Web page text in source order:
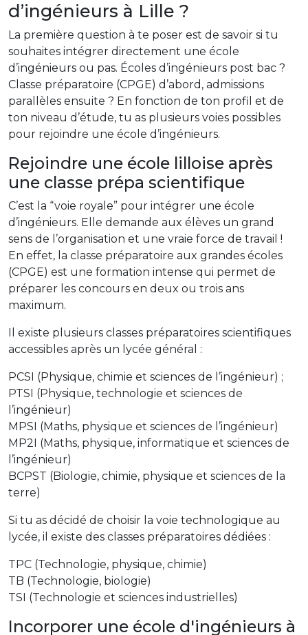
d’ingénieurs à Lille ?
La première question à te poser est de savoir si tu
souhaites intégrer directement une école
d’ingénieurs ou pas. Écoles d’ingénieurs post bac ?
Classe préparatoire (CPGE) d’abord, admissions
parallèles ensuite ? En fonction de ton profil et de
ton niveau d’étude, tu as plusieurs voies possibles
pour rejoindre une école d’ingénieurs.
Rejoindre une école lilloise après
une classe prépa scientifique
C’est la “voie royale” pour intégrer une école
d’ingénieurs. Elle demande aux élèves un grand
sens de l’organisation et une vraie force de travail !
En effet, la classe préparatoire aux grandes écoles
(CPGE) est une formation intense qui permet de
préparer les concours en deux ou trois ans
maximum.
Il existe plusieurs classes préparatoires scientifiques
accessibles après un lycée général :
PCSI (Physique, chimie et sciences de l’ingénieur) ;
PTSI (Physique, technologie et sciences de
l’ingénieur)
MPSI (Maths, physique et sciences de l’ingénieur)
MP2I (Maths, physique, informatique et sciences de
l’ingénieur)
BCPST (Biologie, chimie, physique et sciences de la
terre)
Si tu as décidé de choisir la voie technologique au
lycée, il existe des classes préparatoires dédiées :
TPC (Technologie, physique, chimie)
TB (Technologie, biologie)
TSI (Technologie et sciences industrielles)
Incorporer une école d'ingénieurs à